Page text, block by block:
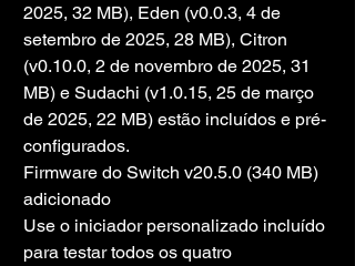
2025, 32 MB), Eden (v0.0.3, 4 de
setembro de 2025, 28 MB), Citron
(v0.10.0, 2 de novembro de 2025, 31
MB) e Sudachi (v1.0.15, 25 de março
de 2025, 22 MB) estão incluídos e pré-
configurados.
Firmware do Switch v20.5.0 (340 MB)
adicionado
Use o iniciador personalizado incluído
para testar todos os quatro